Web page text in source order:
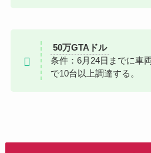
50万GTAドル
条件：6月24日までに車
で10台以上調達する。